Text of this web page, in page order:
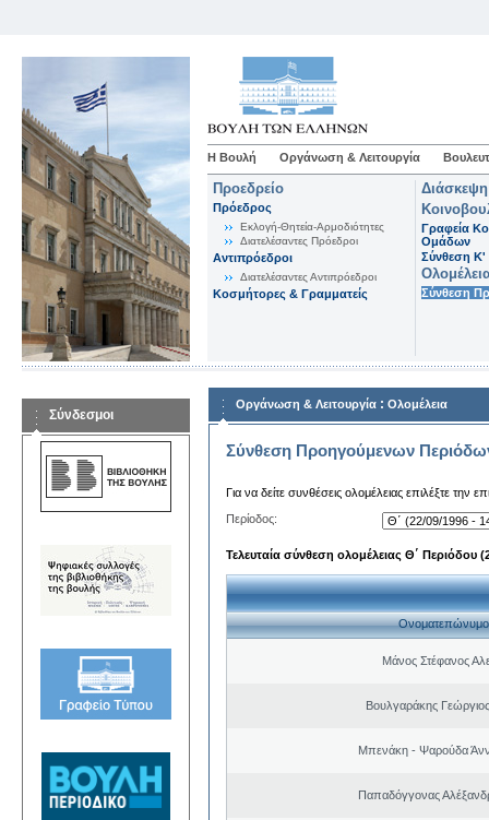
Η Βουλή Οργάνωση & Λειτουργία
Προεδρείο
Πρόεδρος
Εκλογή-Θητεία-Αρμοδιότητες
Διατελέσαντες Πρόεδροι
Αντιπρόεδροι
Διατελέσαντες Αντιπρόεδροι
Κοσμήτορες & Γραμματείς
Γραφεία
Ομάδων
Σύνθεση K'
Σύνθεση
Σύνδεσμοι
Οργάνωση & Λειτουργία : Ολομέλεια
Σύνθεση Προηγούμενων
Για να δείτε συνθέσεις ολομέλειας επιλέξτε την
Περίοδος:
Τελευταία σύνθεση ολομέλειας Θ΄ Περιόδου
Ονοματεπώνυμο
Μάνος Στέφανος
Βουλγαράκης
Μπενάκη - Ψαρούδα
Παπαδόγγονας